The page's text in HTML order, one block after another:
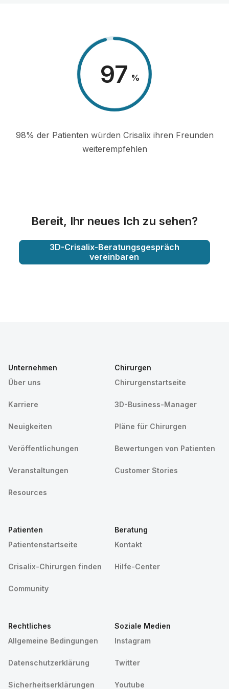
98 %
98% der Patienten würden Crisalix ihren Freunden
weiterempfehlen
Bereit, Ihr neues Ich zu sehen?
3D-Crisalix-Beratungsgespräch
vereinbaren
Unternehmen
Über uns
Karriere
Neuigkeiten
Veröffentlichungen
Veranstaltungen
Resources
Chirurgen
Chirurgenstartseite
3D-Business-Manager
Pläne für Chirurgen
Bewertungen von Patienten
Customer Stories
Patienten
Patientenstartseite
Crisalix-Chirurgen finden
Community
Beratung
Kontakt
Hilfe-Center
Rechtliches
Allgemeine Bedingungen
Datenschutzerklärung
Sicherheitserklärungen
Soziale Medien
Instagram
Twitter
Youtube